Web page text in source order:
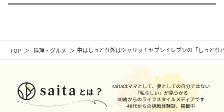
TOP 料理・グルメ 中はしっとり外はシャリッ！セブンイレブンの「しっと